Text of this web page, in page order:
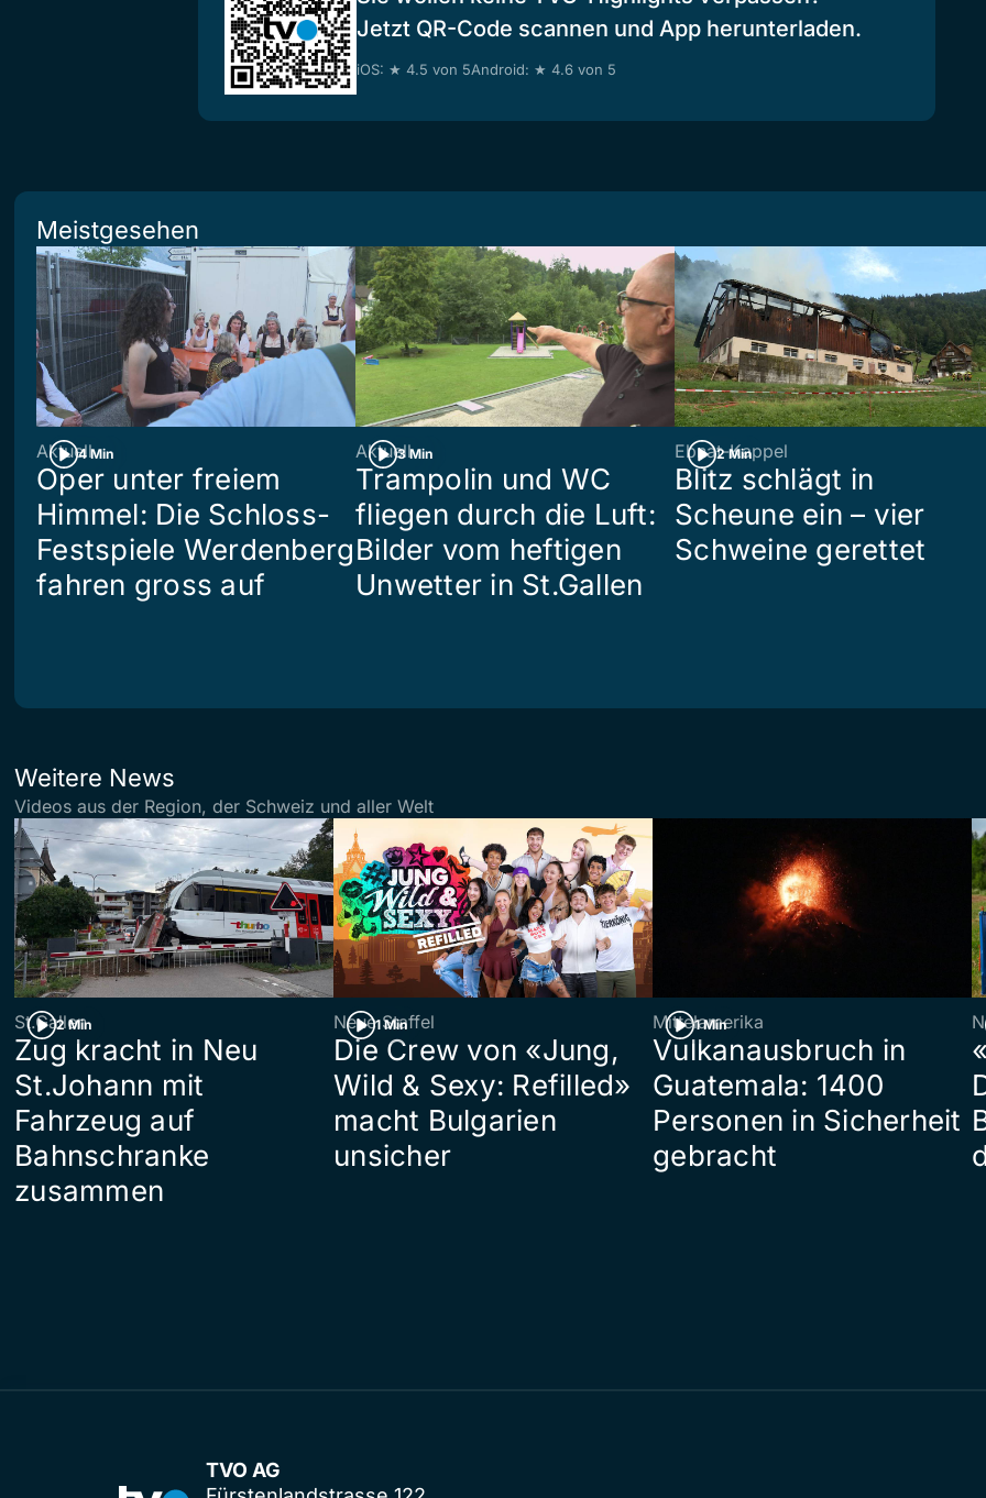
Jetzt QR-Code scannen und App herunterladen.
iOS: ★ 4.5 von 5Android: ★ 4.6 von 5
Meistgesehen
4 Min
Aktuell
Oper unter freiem
Himmel: Die Schloss-
Festspiele Werdenberg
fahren gross auf
3 Min
Aktuell
Trampolin und WC
fliegen durch die Luft:
Bilder vom heftigen
Unwetter in St.Gallen
2 Min
Ebnat-Kappel
Blitz schlägt in
Scheune ein – vier
Schweine gerettet
Weitere News
Videos aus der Region, der Schweiz und aller Welt
2 Min
St.Gallen
Zug kracht in Neu
St.Johann mit
Fahrzeug auf
Bahnschranke
zusammen
1 Min
Neue Staffel
Die Crew von «Jung,
Wild & Sexy: Refilled»
macht Bulgarien
unsicher
1 Min
Mittelamerika
Vulkanausbruch in
Guatemala: 1400
Personen in Sicherheit
gebracht
TVO AG